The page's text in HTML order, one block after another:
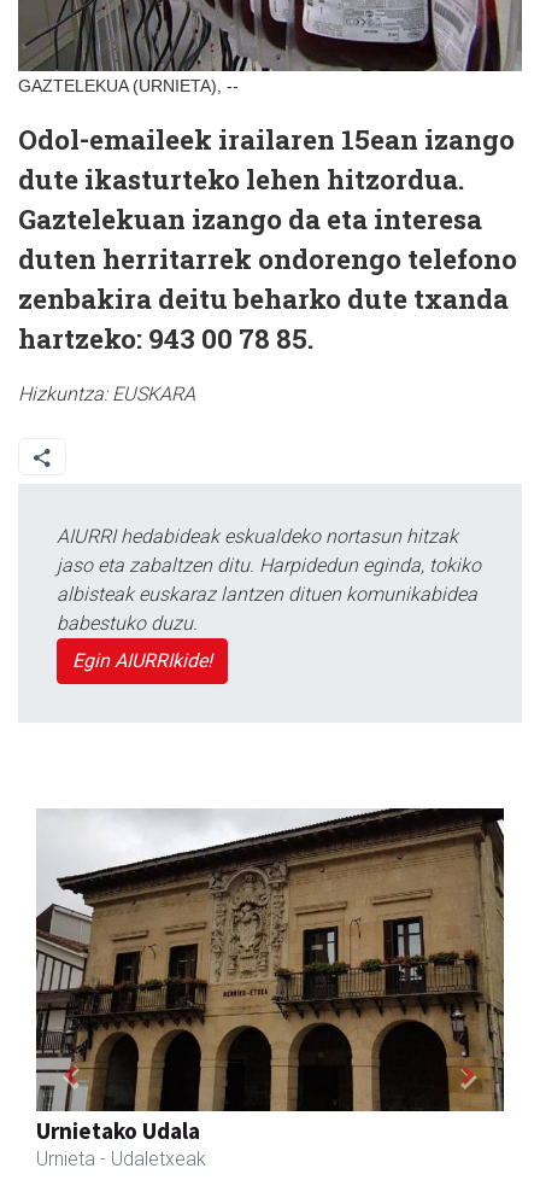
GAZTELEKUA (URNIETA), --
Odol-emaileek irailaren 15ean izango
dute ikasturteko lehen hitzordua.
Gaztelekuan izango da eta interesa
duten herritarrek ondorengo telefono
zenbakira deitu beharko dute txanda
hartzeko: 943 00 78 85.
Hizkuntza:EUSKARA
AIURRI hedabideak eskualdeko nortasun hitzak
jaso eta zabaltzen ditu. Harpidedun eginda, tokiko
albisteak euskaraz lantzen dituen komunikabidea
babestuko duzu.
Egin AIURRIkide!
Magale Ikastetxea
Urnieta - Hezkuntza
Previous Next